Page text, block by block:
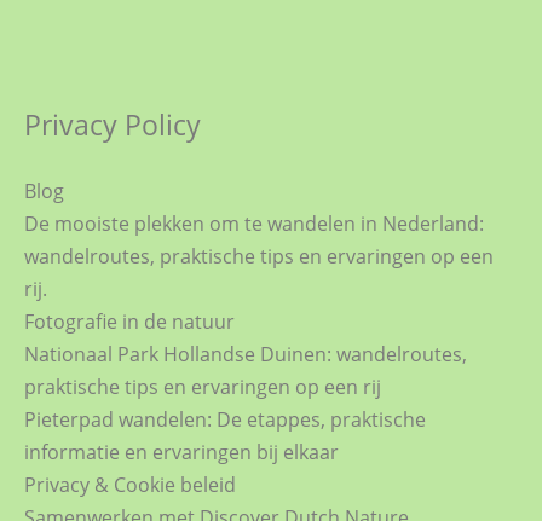
Privacy Policy
Blog
De mooiste plekken om te wandelen in Nederland:
wandelroutes, praktische tips en ervaringen op een
rij.
Fotografie in de natuur
Nationaal Park Hollandse Duinen: wandelroutes,
praktische tips en ervaringen op een rij
Pieterpad wandelen: De etappes, praktische
informatie en ervaringen bij elkaar
Privacy & Cookie beleid